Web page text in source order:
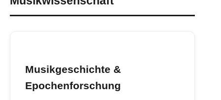
Musikgeschichte &
Epochenforschung